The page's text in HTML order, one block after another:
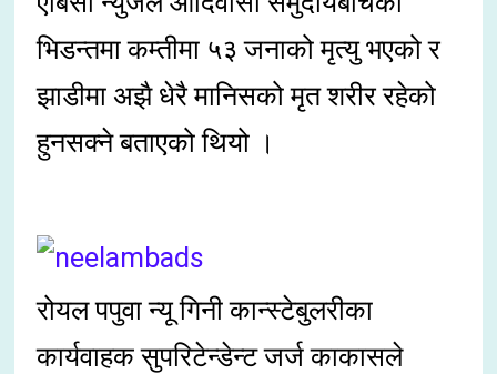
भिडन्तमा कम्तीमा ५३ जनाको मृत्यु भएको र
झाडीमा अझै धेरै मानिसको मृत शरीर रहेको
हुनसक्ने बताएको थियो ।
रोयल पपुवा न्यू गिनी कान्स्टेबुलरीका
कार्यवाहक सुपरिटेन्डेन्ट जर्ज काकासले